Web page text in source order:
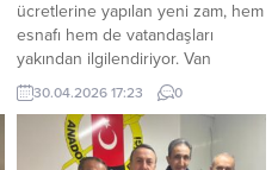
ücretlerine yapılan yeni zam, hem
esnafı hem de vatandaşları
yakından ilgilendiriyor. Van
Berberler ve Kuaförler Odası
tarafından yapılan son
düzenlemeyle birlikte kent
genelinde hizmet fiyatları yüzde
30.04.2026 17:23 0